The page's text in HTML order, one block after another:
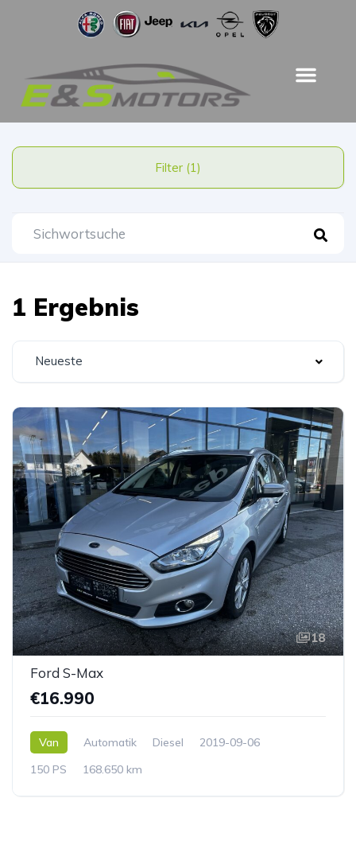
Filter (1)
1 Ergebnis
Neueste
18
Ford S-Max
€16.990
Van Automatik Diesel
2019-09-06
150 PS
168.650 km